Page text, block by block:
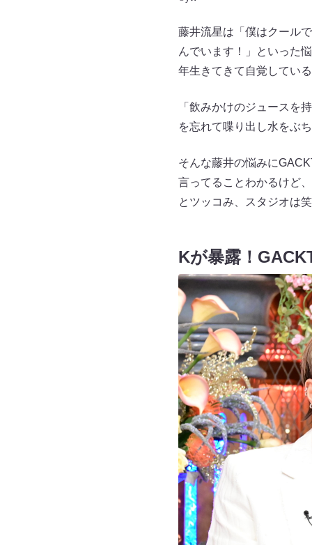
藤井流星は「僕はクール
んでいます！」といった
年生きてきて自覚してい
「飲みかけのジュースを
を忘れて喋り出し水をぶ
そんな藤井の悩みに
言ってることわかるけど
とツッコみ、スタジオは
Kが暴露！